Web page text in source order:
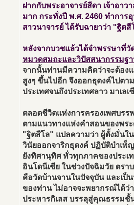
ฝากกับพระอาจารย์สีดา เจ้าอา
มาก กระทั่งปี พ.ศ. 2460 ทำกา
สาวนาจารย์ ได้รับฉายาว่า "ฐิต
หลังจากบวชแล้วได้จำพรรษาที่
หมวดสมถะและวิปัสสนากรรมฐ
จากนั้นท่านมีความคิดว่าจะต้อง
สูงๆ ขึ้นไปอีก จึงออกธุดงค์ไปตา
ประเทศจนถึงประเทศลาว มาเล
ตลอดชีวิตแห่งการครองเพศบร
ตามแนวทางแห่งคำสอนของพร
"ฐิตสีโล" แปลความว่า ผู้ตั้งมั่นใ
วินัยออกจาริกธุดงค์ ปฏิบัติบำเพ็
ยังทิศานุทิศ ทั่วทุกภาคของประเ
อินโดนีเซีย ในช่วงปัจฉิมวัย ตรา
คือวัดบ้านจานในปัจจุบัน และเป็
ของท่าน ไม่อาจจะพยากรณ์ได้ว่
ประหารกิเลส บรรลุสู่คุณธรรมชั้